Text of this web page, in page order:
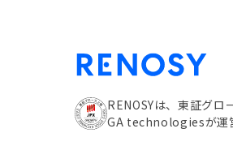
RENOSYは、東証グロ
GA technologiesが運